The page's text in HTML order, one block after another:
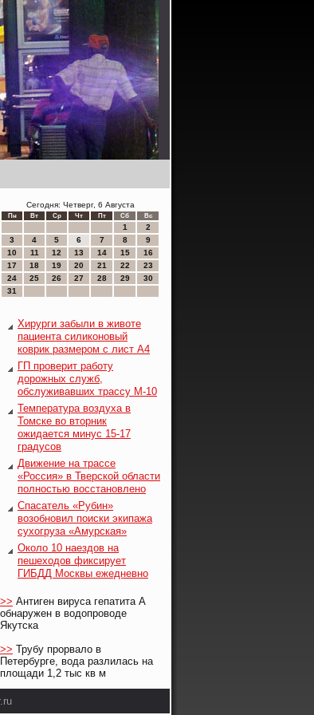
Сегодня: Четверг, 6 Августа
Пн Вт Ср Чт Пт Сб Вс
1
2
3
4 5 6 7 8
9
10
11 12 13 14 15
16
17
18 19 20 21 22
23
24
25 26 27 28 29
30
31
Хирурги забыли в животе
пациента силиконовый
коврик размером с лист A4
ГП проверит работу
дорожных служб,
обслуживавших трассу М-10
Температура воздуха в
Томске во вторник
ожидается минус 15-17
градусов
Движение на трассе
«Россия» в Тверской области
полностью восстановлено
Спасатель «Рубин»
возобновил поиски экипажа
сухогруза «Амурская»
Около 10 наездов на
пешеходов фиксирует
ГИБДД Москвы ежедневно
>> Антиген вируса гепатита А
обнаружен в водопроводе
Якутска
>> Трубу прорвало в
Петербурге, вода разлилась на
площади 1,2 тыс кв м